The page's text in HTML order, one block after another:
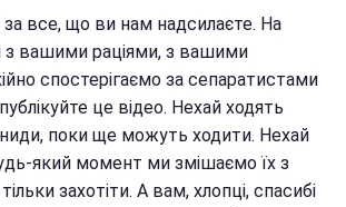
за все, що ви нам надсилаєте. На
з вашими раціями, з вашими
спостерігаємо за сепаратистами
це відео. Нехай ходять
поки ще можуть ходити. Нехай
який момент ми змішаємо їх з
захотіти. А вам, хлопці, спасибі